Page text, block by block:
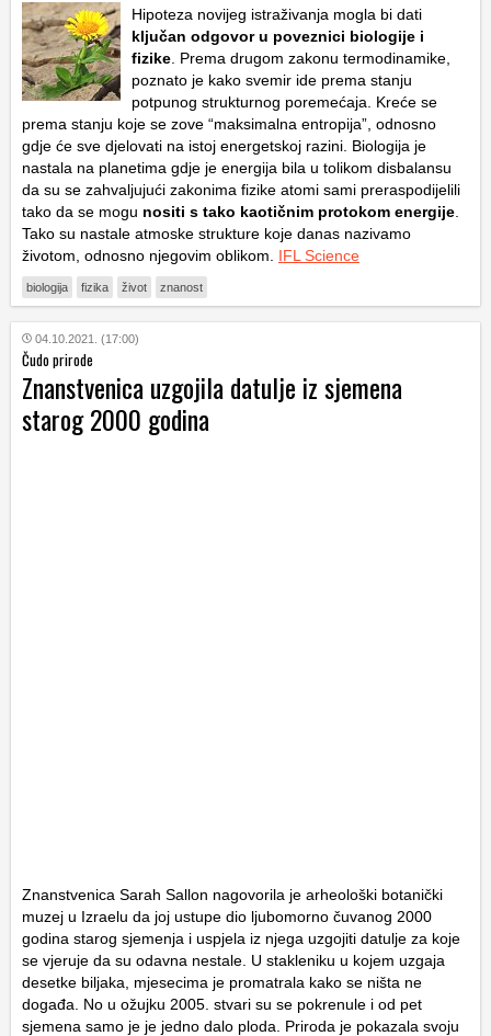
Hipoteza novijeg istraživanja mogla bi dati
ključan odgovor u poveznici biologije i
fizike . Prema drugom zakonu termodinamike,
poznato je kako svemir ide prema stanju
potpunog strukturnog poremećaja. Kreće se
prema stanju koje se zove “maksimalna entropija”, odnosno
gdje će sve djelovati na istoj energetskoj razini. Biologija je
nastala na planetima gdje je energija bila u tolikom disbalansu
da su se zahvaljujući zakonima fizike atomi sami preraspodijelili
tako da se mogu nositi s tako kaotičnim protokom energije
Tako su nastale atmoske strukture koje danas nazivamo
životom, odnosno njegovim oblikom. IFL Science
biologija fizika život znanost
04.10.2021. (17:00)
Čudo prirode
Znanstvenica uzgojila datulje iz sjemena
starog 2000 godina
Znanstvenica Sarah Sallon nagovorila je arheološki botanički
muzej u Izraelu da joj ustupe dio ljubomorno čuvanog 2000
godina starog sjemenja i uspjela iz njega uzgojiti datulje za koje
se vjeruje da su odavna nestale. U stakleniku u kojem uzgaja
desetke biljaka, mjesecima je promatrala kako se ništa ne
događa. No u ožujku 2005. stvari su se pokrenule i od pet
sjemena samo je je jedno dalo ploda. Priroda je pokazala svoju